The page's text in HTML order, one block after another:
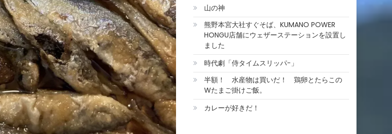
山の神
熊野本宮大社すぐそば、KUMANO POWER
HONGU店舗にウェザーステーションを設置し
ました
時代劇「侍タイムスリッパ−」
半額！ 水産物は買いだ！ 鶏卵とたらこの
Wたまご掛けご飯。
カレーが好きだ！